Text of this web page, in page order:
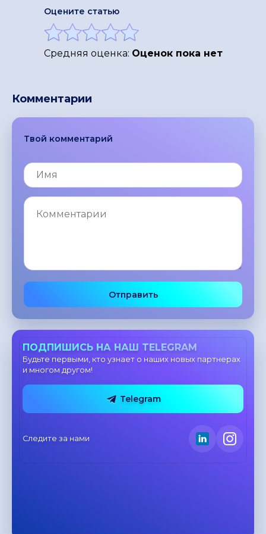
Оцените статью
Средняя оценка: Оценок пока нет
Комментарии
Твой комментарий
Отправить
ПОДПИШИСЬ НА НАШ TELEGRAM
Будьте первыми, кто узнает о наших новых партнерах
и многом другом!
Telegram
Следите за нами